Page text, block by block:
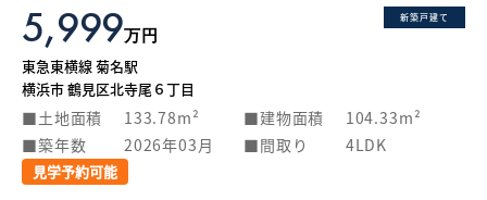
新築戸建て
5,999万円
東急東横線 菊名駅
横浜市 鶴見区北寺尾６丁目
土地面積 133.78m² 建物面積
104.33m²
築年数
2026年03月 間取り 4LDK
見学予約可能